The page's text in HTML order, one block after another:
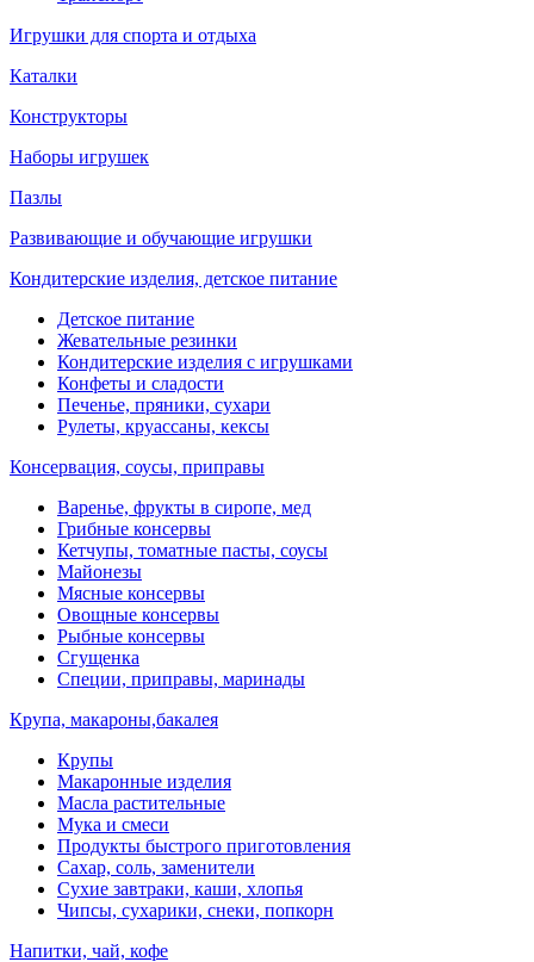
Игрушки для спорта и отдыха
Каталки
Конструкторы
Наборы игрушек
Пазлы
Развивающие и обучающие игрушки
Кондитерские изделия, детское питание
Детское питание
Жевательные резинки
Кондитерские изделия с игрушками
Конфеты и сладости
Печенье, пряники, сухари
Рулеты, круассаны, кексы
Консервация, соусы, приправы
Варенье, фрукты в сиропе, мед
Грибные консервы
Кетчупы, томатные пасты, соусы
Майонезы
Мясные консервы
Овощные консервы
Рыбные консервы
Сгущенка
Специи, приправы, маринады
Крупа, макароны,бакалея
Крупы
Макаронные изделия
Масла растительные
Мука и смеси
Продукты быстрого приготовления
Сахар, соль, заменители
Сухие завтраки, каши, хлопья
Чипсы, сухарики, снеки, попкорн
Напитки, чай, кофе